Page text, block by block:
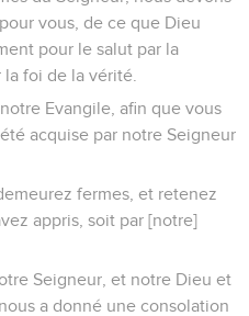
vous, de ce que Dieu
pour le salut par la
foi de la vérité.
Evangile, afin que vous
acquise par notre Seigneur
fermes, et retenez
appris, soit par [notre]
Seigneur, et notre Dieu et
a donné une consolation